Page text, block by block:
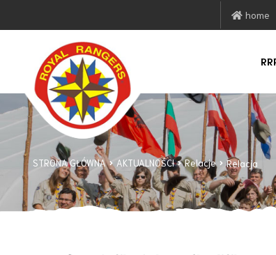
home
Relacje
AKTUALNOŚCI
STRONA GŁÓWNA Relacja